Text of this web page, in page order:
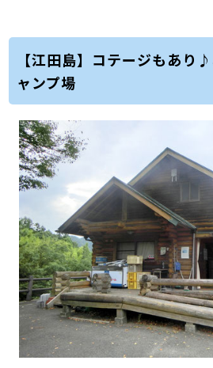
【江田島】コテージもあり
ャンプ場